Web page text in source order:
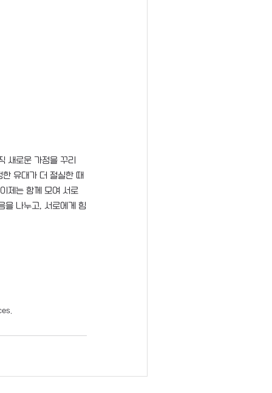
새로운 가정을 꾸리
유대가 더 절실한 때
제는 함께 모여 서로
을 나누고, 서로에게 힘